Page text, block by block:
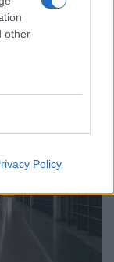
other
Policy
e